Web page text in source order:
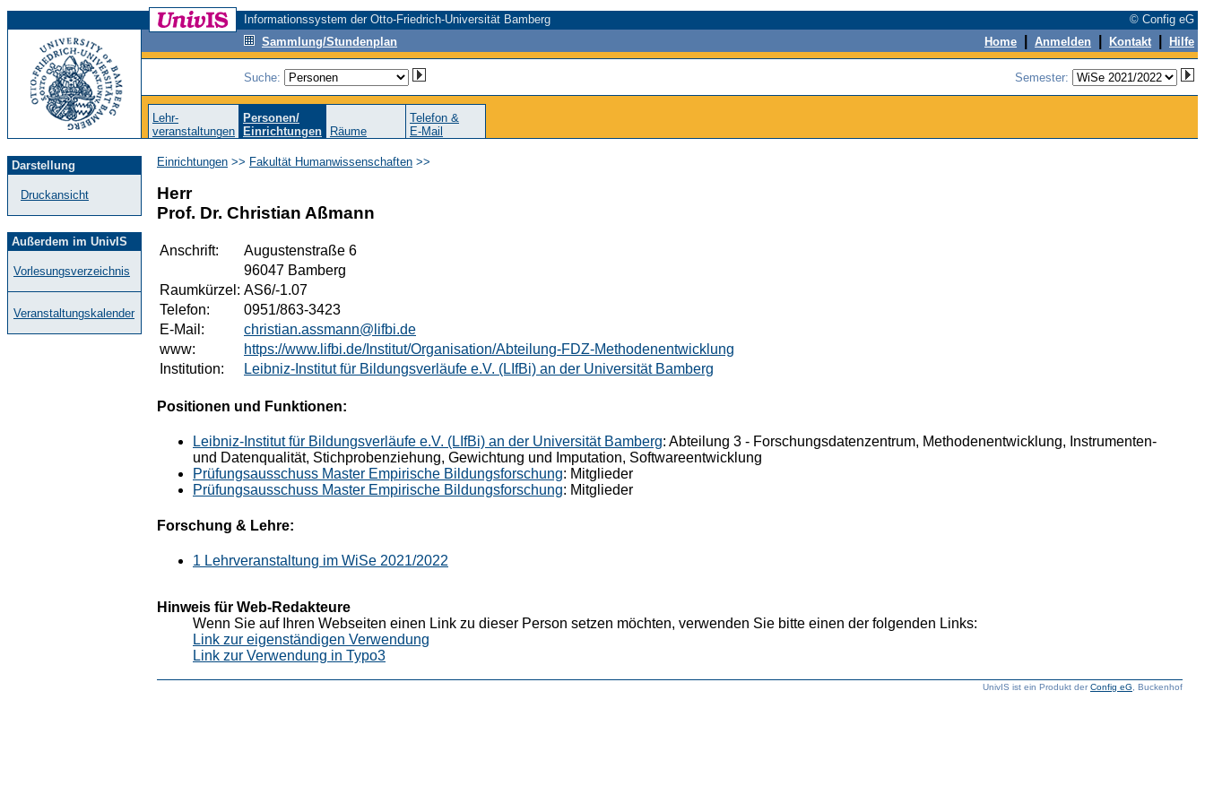
Informationssystem der Otto-Friedrich-Universität Bamberg
© Config eG
Sammlung/Stundenplan
Home Anmelden Kontakt Hilfe
Suche: Semester:
Lehr-
veranstaltungen
Personen/
Einrichtungen
Räume
Telefon &
E-Mail
Darstellung
Druckansicht
Außerdem im UnivIS
Vorlesungsverzeichnis
Veranstaltungskalender
Einrichtungen >> Fakultät Humanwissenschaften >>
Herr
Prof. Dr. Christian Aßmann
Anschrift:
Augustenstraße 6
96047 Bamberg
Raumkürzel: AS6/-1.07
Telefon:
0951/863-3423
E-Mail:
christian.assmann@lifbi.de
www:
https://www.lifbi.de/Institut/Organisation/Abteilung-FDZ-Methodenentwicklung
Institution:
Leibniz-Institut für Bildungsverläufe e.V. (LIfBi) an der Universität Bamberg
Positionen und Funktionen:
Leibniz-Institut für Bildungsverläufe e.V. (LIfBi) an der Universität Bamberg: Abteilung 3 - Forschungsdatenzentrum, Methodenentwicklung, Instrumenten-
und Datenqualität, Stichprobenziehung, Gewichtung und Imputation, Softwareentwicklung
Prüfungsausschuss Master Empirische Bildungsforschung: Mitglieder
Prüfungsausschuss Master Empirische Bildungsforschung: Mitglieder
Forschung & Lehre:
1 Lehrveranstaltung im WiSe 2021/2022
Hinweis für Web-Redakteure
Wenn Sie auf Ihren Webseiten einen Link zu dieser Person setzen möchten, verwenden Sie bitte einen der folgenden Links:
Link zur eigenständigen Verwendung
Link zur Verwendung in Typo3
UnivIS ist ein Produkt derConfig eG , Buckenhof